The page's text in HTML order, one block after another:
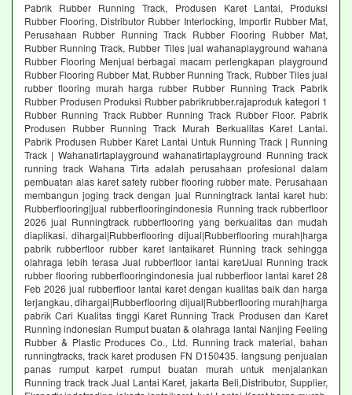
Pabrik Rubber Running Track, Produsen Karet Lantai, Produksi
Rubber Flooring, Distributor Rubber Interlocking, Importir Rubber Mat,
Perusahaan Rubber Running Track Rubber Flooring Rubber Mat,
Rubber Running Track, Rubber Tiles jual wahanaplayground wahana
Rubber Flooring Menjual berbagai macam perlengkapan playground
Rubber Flooring Rubber Mat, Rubber Running Track, Rubber Tiles jual
rubber flooring murah harga rubber Rubber Running Track Pabrik
Rubber Produsen Produksi Rubber pabrikrubber.rajaproduk kategori 1
Rubber Running Track Rubber Running Track Rubber Floor. Pabrik
Produsen Rubber Running Track Murah Berkualitas Karet Lantai.
Pabrik Produsen Rubber Karet Lantai Untuk Running Track | Running
Track | Wahanatirtaplayground wahanatirtaplayground Running track
running track Wahana Tirta adalah perusahaan profesional dalam
pembuatan alas karet safety rubber flooring rubber mate. Perusahaan
membangun joging track dengan jual Runningtrack lantai karet hub:
Rubberflooring|jual rubberflooringindonesia Running track rubberfloor
2026 jual Runningtrack rubberflooring yang berkualitas dan mudah
diaplikasi. dihargai|Rubberflooring dijual|Rubberflooring murah|harga
pabrik rubberfloor rubber karet lantaikaret Running track sehingga
olahraga lebih terasa Jual rubberfloor lantai karetJual Running track
rubber flooring rubberflooringindonesia jual rubberfloor lantai karet 28
Feb 2026 jual rubberfloor lantai karet dengan kualitas baik dan harga
terjangkau, dihargai|Rubberflooring dijual|Rubberflooring murah|harga
pabrik Cari Kualitas tinggi Karet Running Track Produsen dan Karet
Running indonesian Rumput buatan & olahraga lantai Nanjing Feeling
Rubber & Plastic Produces Co., Ltd. Running track material, bahan
runningtracks, track karet produsen FN D150435. langsung penjualan
panas rumput karpet rumput buatan murah untuk menjalankan
Running track track Jual Lantai Karet, jakarta Beli,Distributor, Supplier,